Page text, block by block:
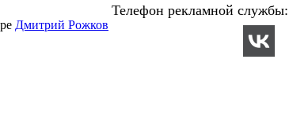
Дмитрий Рожков
Телефон рекламной